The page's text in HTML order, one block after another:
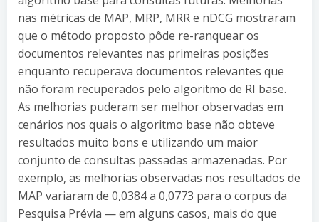
nas métricas de MAP, MRP, MRR e nDCG mostraram
que o método proposto pôde re-ranquear os
documentos relevantes nas primeiras posições
enquanto recuperava documentos relevantes que
não foram recuperados pelo algoritmo de RI base.
As melhorias puderam ser melhor observadas em
cenários nos quais o algoritmo base não obteve
resultados muito bons e utilizando um maior
conjunto de consultas passadas armazenadas. Por
exemplo, as melhorias observadas nos resultados de
MAP variaram de 0,0384 a 0,0773 para o corpus da
Pesquisa Prévia — em alguns casos, mais do que